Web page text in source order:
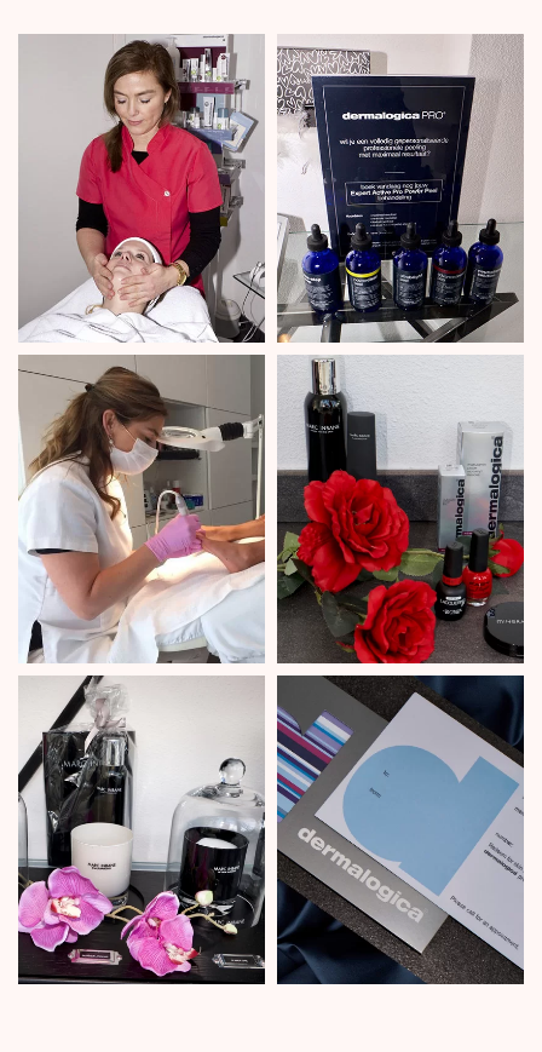
mijn
filosofie
LEES MEER...
pro power
peel
LEES MEER...
beauty
behande­
lingen
LEES MEER...
product
advies
LEES MEER...
beauty­
arrange­
menten
LEES MEER...
cadeau­tip
beautybon
Care Line
LEES MEER...